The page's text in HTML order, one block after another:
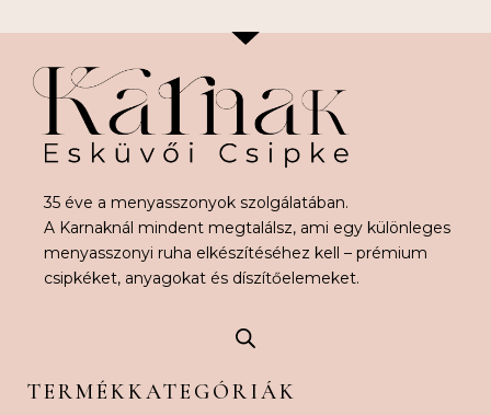
35 éve a menyasszonyok szolgálatában.
A Karnaknál mindent megtalálsz, ami egy különleges
menyasszonyi ruha elkészítéséhez kell – prémium
csipkéket, anyagokat és díszítőelemeket.
TERMÉKKATEGÓRIÁK